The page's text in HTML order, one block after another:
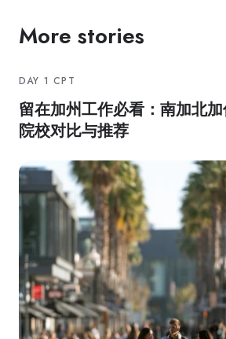
More stories
DAY 1 CPT
留在加州工作必看：南加北
院校对比与推荐